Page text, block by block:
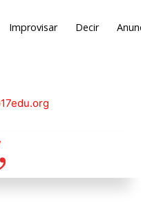
Improvisar Decir